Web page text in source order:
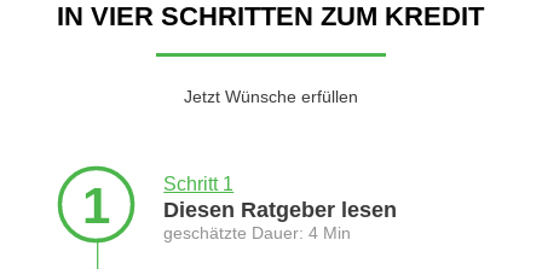
IN VIER SCHRITTEN ZUM KREDIT
Jetzt Wünsche erfüllen
1 Schritt 1
Diesen Ratgeber lesen
geschätzte Dauer: 4 Min